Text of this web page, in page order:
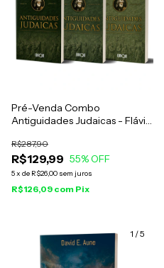
Pré-Venda Combo
Antiguidades Judaicas - Flávio
R$129,99
R$287,90
55% OFF
5x de R$26,00 sem juros
R$126,09 com Pix
1 /5